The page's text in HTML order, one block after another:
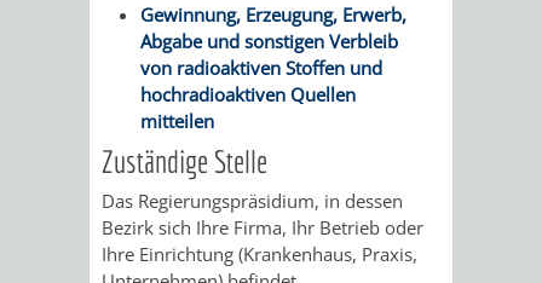
DER
UNTEREN
DENKMALSCHUTZBEHÖRDE
SATZUNGEN
IM
DENKMALSCHUTZ
GENEHMIGUNGSVERFAHREN
TAG
BAUPLÄTZE
VERKAUF
HÄUSER
/
BÜRGERMEISTER
/
ÄMTER
BAURECHT
Gewinnung, Erzeugung, Erwerb,
Abgabe und sonstigen Verbleib
von radioaktiven Stoffen und
hochradioaktiven Quellen
mitteilen
Zuständige Stelle
Das Regierungspräsidium, in dessen
Bezirk sich Ihre Firma, Ihr Betrieb oder
Ihre Einrichtung (Krankenhaus, Praxis,